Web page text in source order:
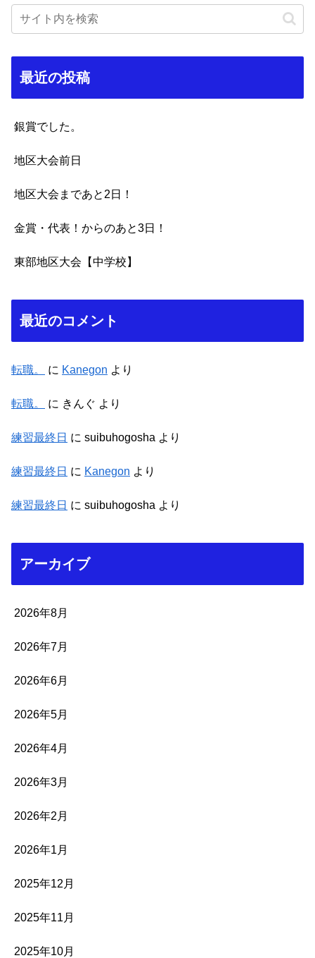
最近の投稿
銀賞でした。
地区大会前日
地区大会まであと2日！
金賞・代表！からのあと3日！
東部地区大会【中学校】
最近のコメント
転職。 に Kanegon より
転職。 に きんぐ より
練習最終日 に suibuhogosha より
練習最終日 に Kanegon より
練習最終日 に suibuhogosha より
アーカイブ
2026年8月
2026年7月
2026年6月
2026年5月
2026年4月
2026年3月
2026年2月
2026年1月
2025年12月
2025年11月
2025年10月